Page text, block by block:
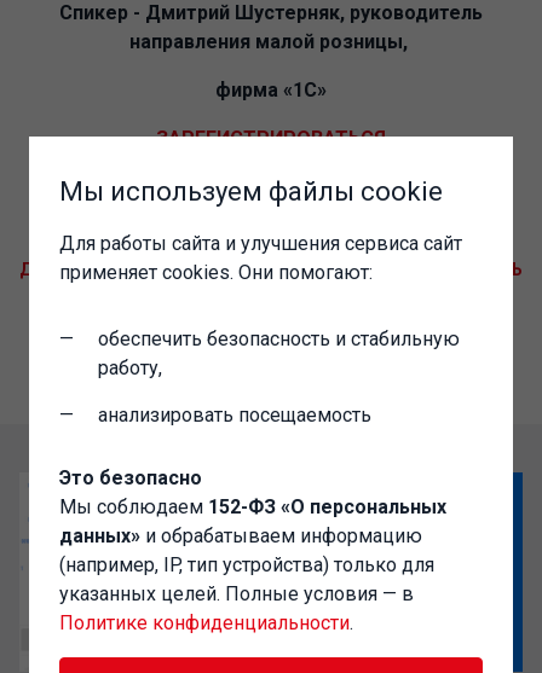
Спикер - Дмитрий Шустерняк, руководитель
направления малой розницы,
фирма «1С»
ЗАРЕГИСТРИРОВАТЬСЯ
Ждем вас!
ДОБАВИТЬ В GOOGLE CALENDAR ДОБАВИТЬ В КАЛЕНДАРЬ
Мы используем файлы cookie
Для работы сайта и улучшения сервиса сайт
применяет cookies. Они помогают:
обеспечить безопасность и стабильную
работу,
анализировать посещаемость
Это безопасно
Мы соблюдаем 152-ФЗ «О персональных
данных» и обрабатываем информацию
(например, IP, тип устройства) только для
указанных целей. Полные условия — в
Политике конфиденциальности.